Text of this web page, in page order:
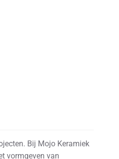
Bij Mojo Keramiek
vormgeven van